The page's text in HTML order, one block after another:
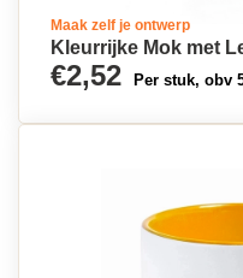
Maak zelf je ontwerp
Kleurrijke Mok met
€2,52 Per stuk, obv